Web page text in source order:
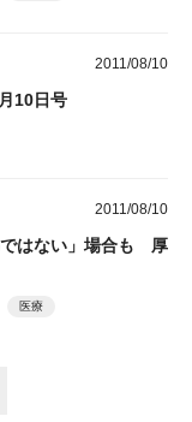
2011/08/10
10日号
2011/08/10
ではない」場合も 厚
医療